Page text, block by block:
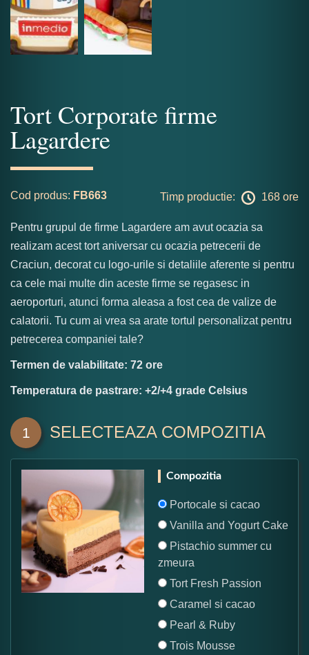
Tort Corporate firme
Lagardere
Cod produs: FB663 Timp productie: 168 ore
Pentru grupul de firme Lagardere am avut ocazia sa
realizam acest tort aniversar cu ocazia petrecerii de
Craciun, decorat cu logo-urile si detaliile aferente si pentru
ca cele mai multe din aceste firme se regasesc in
aeroporturi, atunci forma aleasa a fost cea de valize de
calatorii. Tu cum ai vrea sa arate tortul personalizat pentru
petrecerea companiei tale?
Termen de valabilitate: 72 ore
Temperatura de pastrare: +2/+4 grade Celsius
1 SELECTEAZA COMPOZITIA
Compozitia
Portocale si cacao
Vanilla and Yogurt Cake
Pistachio summer cu
zmeura
Tort Fresh Passion
Caramel si cacao
Pearl & Ruby
Trois Mousse